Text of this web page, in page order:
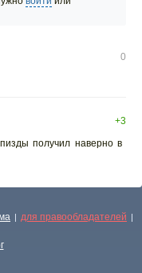
0
+3
получил наверно в
| для правообладателей |